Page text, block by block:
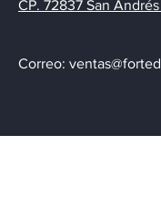
CP. 72837 San
Correo: